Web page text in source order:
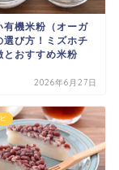
有機米粉（オーガ
選び方！ミズホチ
とおすすめ米粉
2026年6月27日